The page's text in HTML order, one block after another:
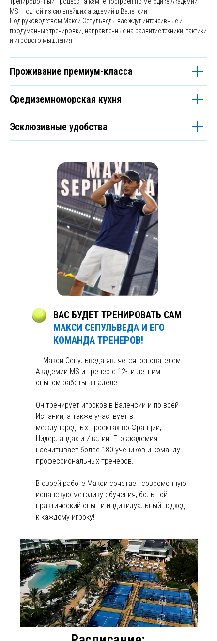
Тренировочный процесс на кэмпе построен по методике Академии
MS — одной из сильнейших академий в Валенсии!
Под руководством Макси Сепульведы вас ждут интенсивные и
продуманные тренировки, направленные на развитие техники, тактики
и игрового мышления!
Проживание премиум-класса
Средиземноморская кухня
Эсклюзивные удобства
ВАС БУДЕТ ТРЕНИРОВАТЬ САМ
МАКСИ СЕПУЛЬВЕДА И ЕГО
КОМАНДА ТРЕНЕРОВ!
— Макси Сепульведа является основателем
Академии MS и тренер с 12-ти летним
опытом работы в паделе!
Он тренирует игроков в Валенсии и по всей
Испании, а также участвует в
международных проектах во Франции,
Нидерландах и Италии. Его академия
насчитывает более 180 учеников и команду
профессиональных тренеров.
В своей работе Макси сочетает современную
испанскую методику обучения, большой
практический опыт и индивидуальный подход
к каждому игроку!